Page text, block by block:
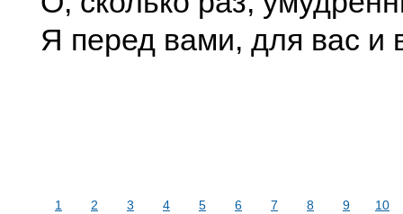
Я перед вами, для вас и
1 2 3 4 5 6 7 8 9
10